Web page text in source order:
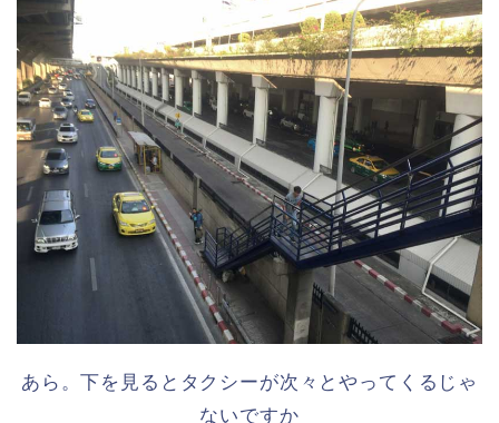
あら。下を見るとタクシーが次々とやってくるじゃ
ないですか